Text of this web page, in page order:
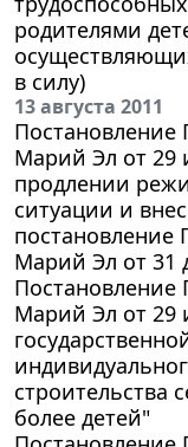
родителями
в силу)
13 августа 2011
Постановление
Марий Эл от 29
продлении
ситуации и
постановление
Марий Эл от 31
Постановление
Марий Эл от 29
более детей"